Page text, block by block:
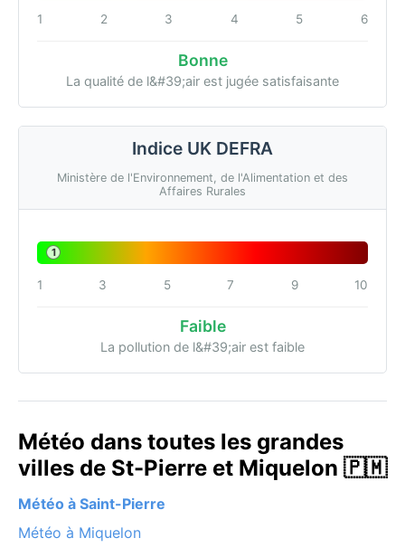
1 2 3 4 5 6
Bonne
La qualité de l&#39;air est jugée satisfaisante
Indice UK DEFRA
Ministère de l'Environnement, de l'Alimentation et des
Affaires Rurales
1
1 3 5 7 9 10
Faible
La pollution de l&#39;air est faible
Météo dans toutes les grandes
villes de St-Pierre et Miquelon 🇵🇲
Météo à Saint-Pierre
Météo à Miquelon